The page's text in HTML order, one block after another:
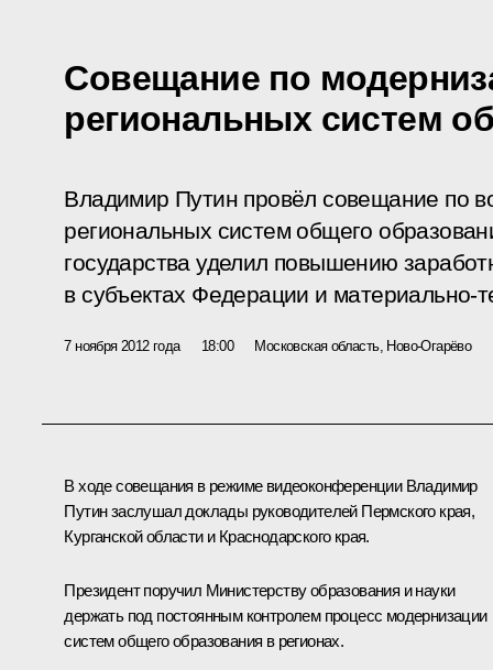
Совещание по
региональных систем
Владимир Путин провёл совещание по
региональных систем общего
государства уделил повышению
в субъектах Федерации и
7 ноября 2012 года 18:00 Московская область, Ново-Огарёво
В ходе совещания в режиме видеоконференции Владимир
Путин заслушал доклады руководителей Пермского края,
Курганской области и Краснодарского края.
Президент поручил Министерству образования и науки
держать под постоянным контролем процесс модернизации
систем общего образования в регионах.